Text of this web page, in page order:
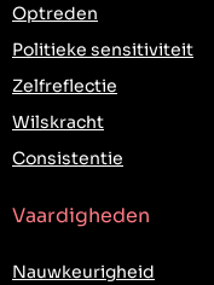
Optreden
Politieke sensitiviteit
Zelfreflectie
Wilskracht
Consistentie
Vaardigheden
Nauwkeurigheid